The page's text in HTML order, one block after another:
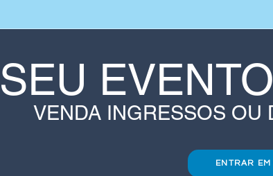
SEU
VENDA INGRESSOS OU
ENTRAR EM